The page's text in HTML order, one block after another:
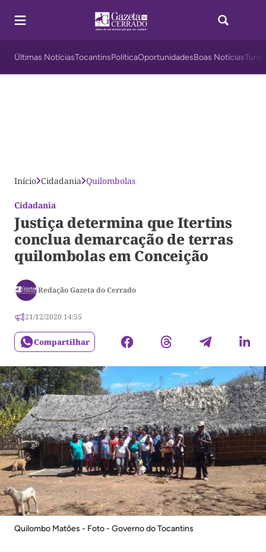
Últimas NotíciasTocantinsPolíticaOportunidadesBoas Notícias
Início Cidadania Quilombolas
Cidadania
Justiça determina que Itertins
conclua demarcação de terras
quilombolas em Conceição
Redação Gazeta do Cerrado
21/12/2020 14:55
Compartilhar
Quilombo Matões - Foto - Governo do Tocantins